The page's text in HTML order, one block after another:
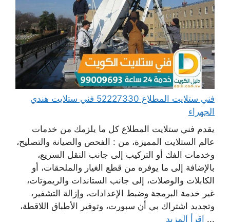
فني ستلايت المطلاع 52227330 فني ستلايت هندي
الجهراء
يقدم فني ستلايت المطلاع كل ما يلزمك من خدمات
عالم الستلايت المميزة، من : الفحص والصيانة والتصليح،
وخدمات الفك أو التركيب إلى جانب النقل السريع،
بالإضافة إلى ما يوفره من قطع الغيار والملحقات، أو
الكابلات والوصلات، إلى جانب الستاندات والريموتات،
غير خدمة البرمجة وضبط الإعدادات، وإزالة التشفير،
وتجديد اشتراك بي أن سبورت، وتوفير الأطباق اللاقطة،
... اقرأ المزيد